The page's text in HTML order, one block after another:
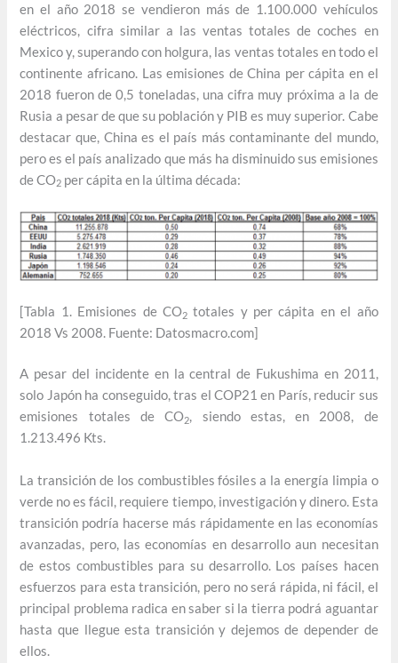
en el año 2018 se vendieron más de 1.100.000 vehículos
eléctricos, cifra similar a las ventas totales de coches en
Mexico y, superando con holgura, las ventas totales en todo el
continente africano. Las emisiones de China per cápita en el
2018 fueron de 0,5 toneladas, una cifra muy próxima a la de
Rusia a pesar de que su población y PIB es muy superior. Cabe
destacar que, China es el país más contaminante del mundo,
pero es el país analizado que más ha disminuido sus emisiones
de CO2 per cápita en la última década:
[Tabla 1. Emisiones de CO2totales y per cápita en el año
2018 Vs 2008. Fuente: Datosmacro.com]
A pesar del incidente en la central de Fukushima en 2011,
solo Japón ha conseguido, tras el COP21 en París, reducir sus
emisiones totales de CO2, siendo estas, en 2008, de
1.213.496 Kts.
La transición de los combustibles fósiles a la energía limpia o
verde no es fácil, requiere tiempo, investigación y dinero. Esta
transición podría hacerse más rápidamente en las economías
avanzadas, pero, las economías en desarrollo aun necesitan
de estos combustibles para su desarrollo. Los países hacen
esfuerzos para esta transición, pero no será rápida, ni fácil, el
principal problema radica en saber si la tierra podrá aguantar
hasta que llegue esta transición y dejemos de depender de
ellos.